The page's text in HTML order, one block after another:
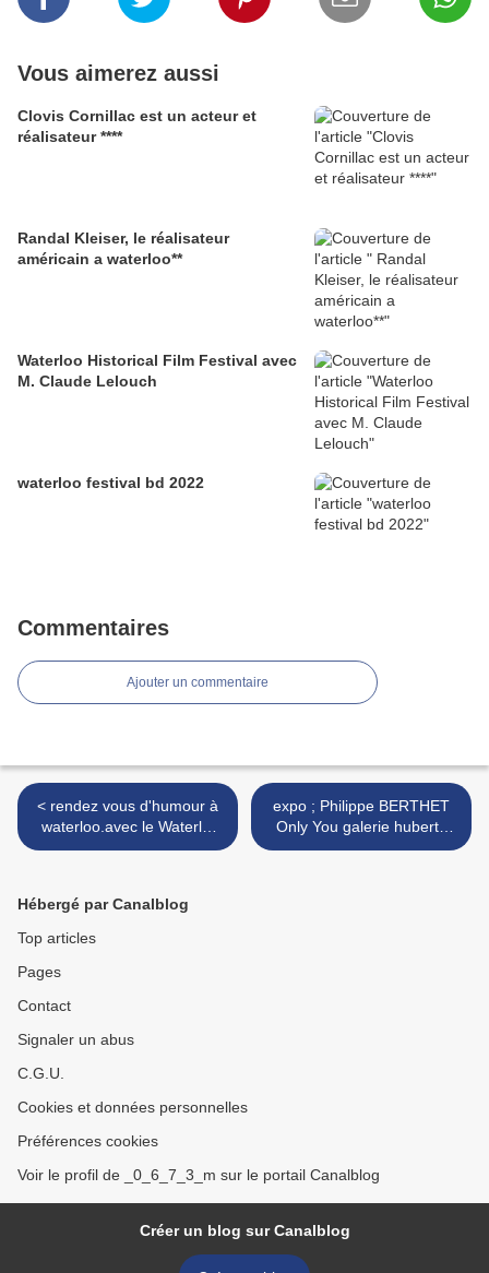
Vous aimerez aussi
Clovis Cornillac est un acteur et
réalisateur ****
Randal Kleiser, le réalisateur
américain a waterloo**
Waterloo Historical Film Festival avec
M. Claude Lelouch
waterloo festival bd 2022
Commentaires
Ajouter un commentaire
< rendez vous d'humour à
waterloo.avec le Waterlol
Comedy Festival.
expo ; Philippe BERTHET
Only You galerie huberty
breyne bruxelles ;belgique
Hébergé par Canalblog
Top articles
Pages
Contact
Signaler un abus
C.G.U.
Cookies et données personnelles
Préférences cookies
Voir le profil de _0_6_7_3_m sur le portail Canalblog
Créer un blog sur Canalblog